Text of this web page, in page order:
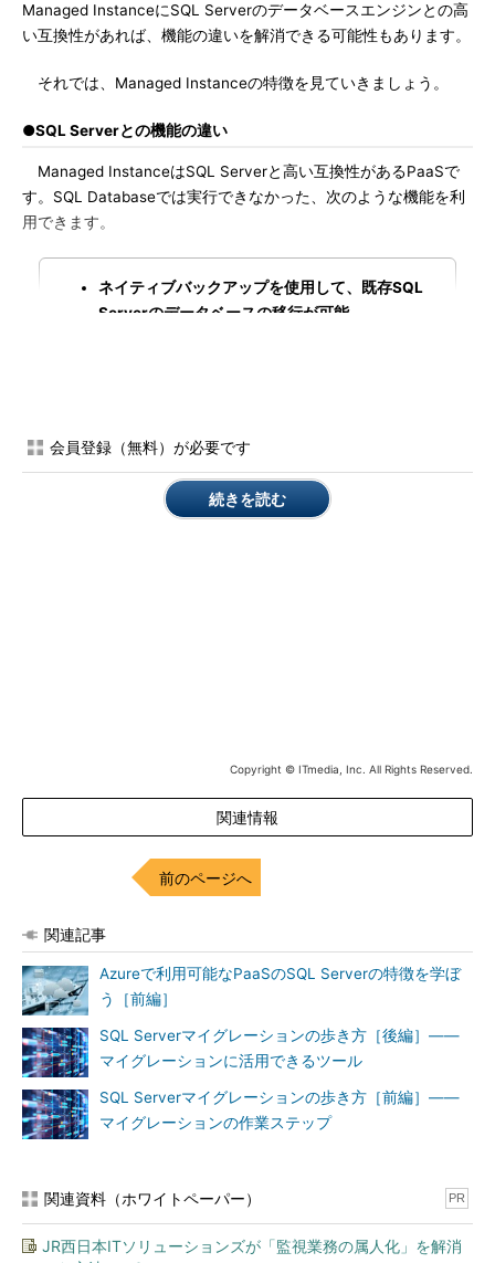
Managed InstanceにSQL Serverのデータベースエンジンとの高
い互換性があれば、機能の違いを解消できる可能性もあります。
それでは、Managed Instanceの特徴を見ていきましょう。
●SQL Serverとの機能の違い
Managed InstanceはSQL Serverと高い互換性があるPaaSで
す。SQL Databaseでは実行できなかった、次のような機能を利
用できます。
ネイティブバックアップを使用して、既存SQL
Serverのデータベースの移行が可能
SQL Serverプロファイラーでクエリ情報の取得
が可能
レプリケーションのディストリビューター／パブ
しかし、Managed InstanceでもSQL Serverとは一部機能の違
いがあります。本稿執筆時点では、表4
リンクサーバはSQL Server／SQL
Databaseのみをサポート
などの外部連携
で、データ連携が代替可能かどうかを検討
Windows認証をサポートしていな
い
替可能かどうかを検討
SQL ServerエージェントはT-SQL
T-SQL以外の実行は、Azure Automation
データベースのファイルレイアウ
トに制約がある
・データベース内に複数のログフ
・FileStreamはサポートされない
サポートされていないファイルレイアウト
イルレイアウトに変更する必要がある
会員登録（無料）が必要です
続きを読む
Copyright © ITmedia, Inc. All Rights Reserved.
関連情報
前のページへ
関連記事
Azureで利用可能なPaaSのSQL Serverの特徴を学ぼ
う［前編］
SQL Serverマイグレーションの歩き方［後編］――
マイグレーションに活用できるツール
SQL Serverマイグレーションの歩き方［前編］――
マイグレーションの作業ステップ
関連資料（ホワイトペーパー） PR
JR西日本ITソリューションズが「監視業務の属人化」を解消